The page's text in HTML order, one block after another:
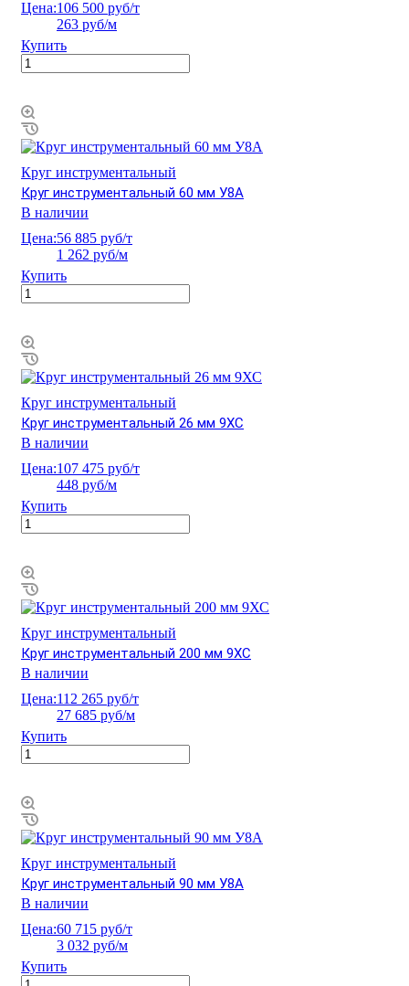
Цена:106 500 руб/т
263 руб/м
Купить
Круг инструментальный
Круг инструментальный 60 мм У8А
В наличии
Цена:56 885 руб/т
1 262 руб/м
Купить
Круг инструментальный
Круг инструментальный 26 мм 9ХС
В наличии
Цена:107 475 руб/т
448 руб/м
Купить
Круг инструментальный
Круг инструментальный 200 мм 9ХС
В наличии
Цена:112 265 руб/т
27 685 руб/м
Купить
Круг инструментальный
Круг инструментальный 90 мм У8А
В наличии
Цена:60 715 руб/т
3 032 руб/м
Купить